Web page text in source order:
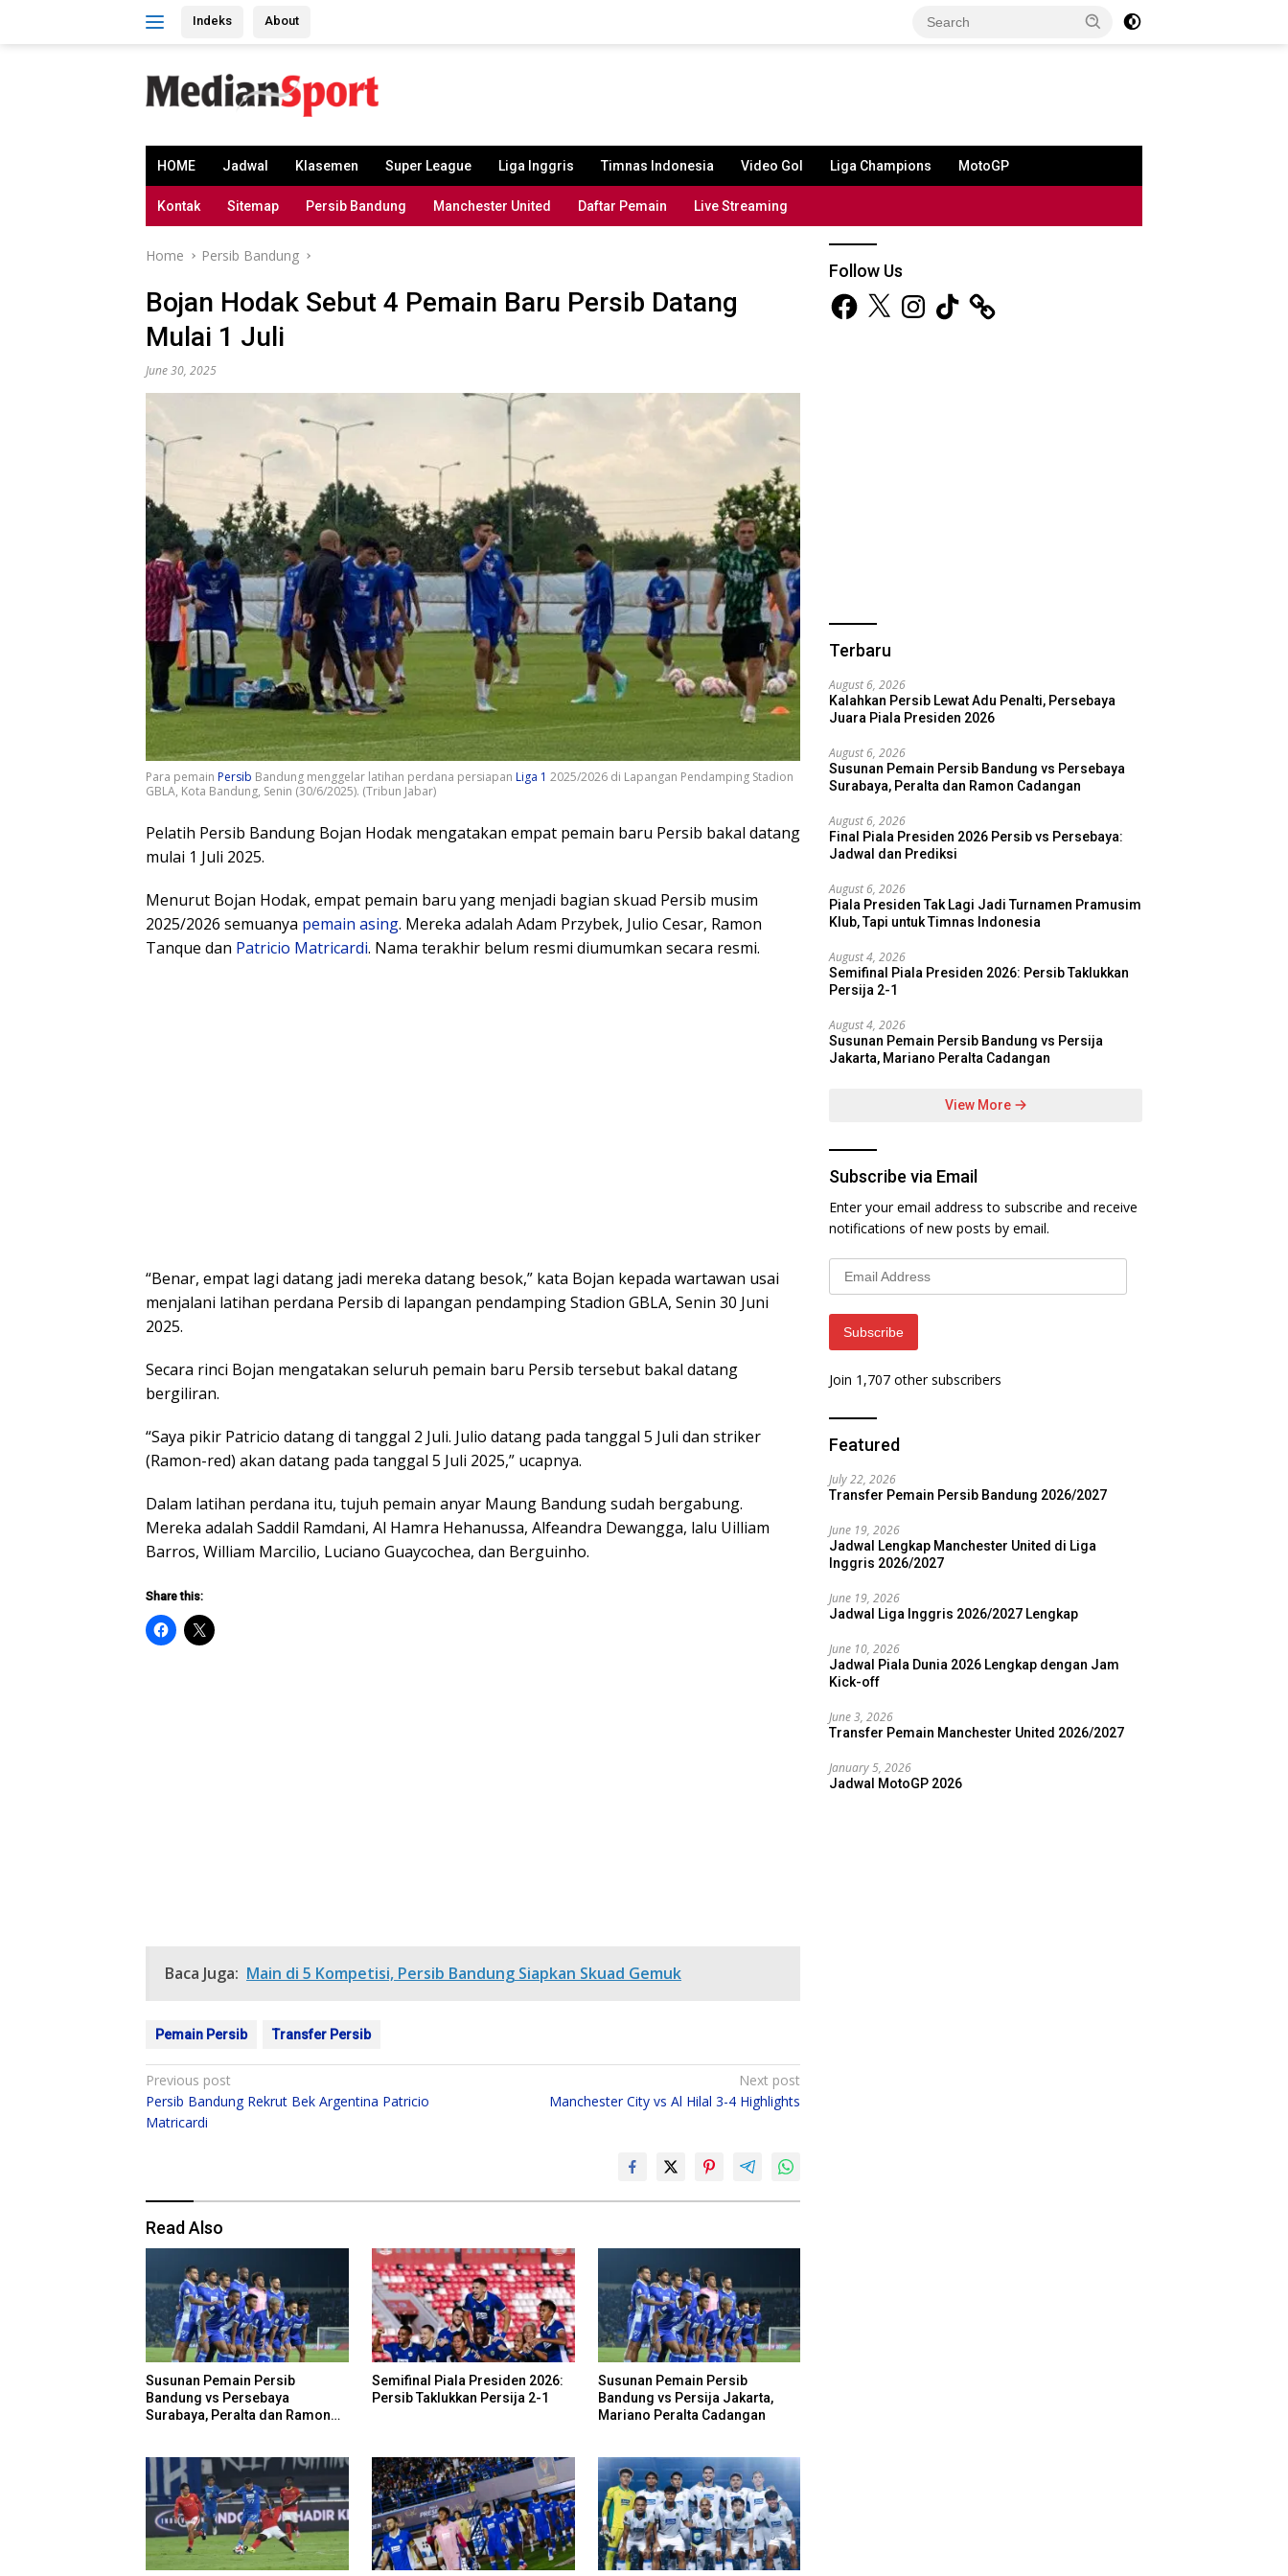
Indeks About
HOME Jadwal Klasemen Super League Liga Inggris Timnas Indonesia Video Gol Liga Champions MotoGP
Kontak Sitemap Persib Bandung Manchester United Daftar Pemain Live Streaming
Home Persib Bandung
Bojan Hodak Sebut 4 Pemain Baru Persib Datang
Mulai 1 Juli
June 30, 2025
Para pemain Persib Bandung menggelar latihan perdana persiapan Liga 1 2025/2026 di Lapangan Pendamping Stadion
GBLA, Kota Bandung, Senin (30/6/2025). (Tribun Jabar)
Pelatih Persib Bandung Bojan Hodak mengatakan empat pemain baru Persib bakal datang
mulai 1 Juli 2025.
Menurut Bojan Hodak, empat pemain baru yang menjadi bagian skuad Persib musim
2025/2026 semuanya pemain asing. Mereka adalah Adam Przybek, Julio Cesar, Ramon
Tanque dan Patricio Matricardi. Nama terakhir belum resmi diumumkan secara resmi.
“Benar, empat lagi datang jadi mereka datang besok,” kata Bojan kepada wartawan usai
menjalani latihan perdana Persib di lapangan pendamping Stadion GBLA, Senin 30 Juni
2025.
Secara rinci Bojan mengatakan seluruh pemain baru Persib tersebut bakal datang
bergiliran.
“Saya pikir Patricio datang di tanggal 2 Juli. Julio datang pada tanggal 5 Juli dan striker
(Ramon-red) akan datang pada tanggal 5 Juli 2025,” ucapnya.
Dalam latihan perdana itu, tujuh pemain anyar Maung Bandung sudah bergabung.
Mereka adalah Saddil Ramdani, Al Hamra Hehanussa, Alfeandra Dewangga, lalu Uilliam
Barros, William Marcilio, Luciano Guaycochea, dan Berguinho.
Share this:
Baca Juga: Main di 5 Kompetisi, Persib Bandung Siapkan Skuad Gemuk
Pemain Persib Transfer Persib
Post
navigation
Previous post
Persib Bandung Rekrut Bek Argentina Patricio
Matricardi
Next post
Manchester City vs Al Hilal 3-4 Highlights
Read Also
Susunan Pemain Persib
Bandung vs Persebaya
Surabaya, Peralta dan Ramon
Semifinal Piala Presiden 2026:
Persib Taklukkan Persija 2-1
Susunan Pemain Persib
Bandung vs Persija Jakarta,
Mariano Peralta Cadangan
Follow Us
Facebook
X InstagramTikTok
Terbaru
August 6, 2026
Kalahkan Persib Lewat Adu Penalti, Persebaya
Juara Piala Presiden 2026
August 6, 2026
Susunan Pemain Persib Bandung vs Persebaya
Surabaya, Peralta dan Ramon Cadangan
August 6, 2026
Final Piala Presiden 2026 Persib vs Persebaya:
Jadwal dan Prediksi
August 6, 2026
Piala Presiden Tak Lagi Jadi Turnamen Pramusim
Klub, Tapi untuk Timnas Indonesia
August 4, 2026
Semifinal Piala Presiden 2026: Persib Taklukkan
Persija 2-1
August 4, 2026
Susunan Pemain Persib Bandung vs Persija
Jakarta, Mariano Peralta Cadangan
View More
Subscribe via Email
Enter your email address to subscribe and receive
notifications of new posts by email.
Email
Address
Subscribe
Join 1,707 other subscribers
Featured
July 22, 2026
Transfer Pemain Persib Bandung 2026/2027
June 19, 2026
Jadwal Lengkap Manchester United di Liga
Inggris 2026/2027
June 19, 2026
Jadwal Liga Inggris 2026/2027 Lengkap
June 10, 2026
Jadwal Piala Dunia 2026 Lengkap dengan Jam
Kick-off
June 3, 2026
Transfer Pemain Manchester United 2026/2027
January 5, 2026
Jadwal MotoGP 2026